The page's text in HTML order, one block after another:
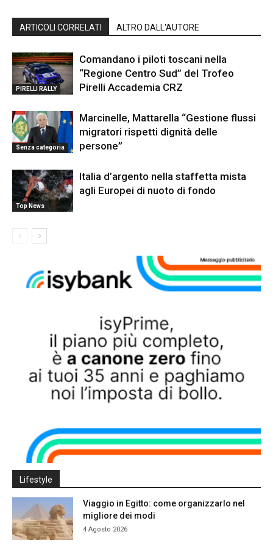
ARTICOLI CORRELATI ALTRO DALL'AUTORE
PIRELLI RALLY
Comandano i piloti toscani nella
“Regione Centro Sud” del Trofeo
Pirelli Accademia CRZ
Senza categoria
Marcinelle, Mattarella “Gestione flussi
migratori rispetti dignità delle
persone”
Top News
Italia d’argento nella staffetta mista
agli Europei di nuoto di fondo
Lifestyle
Viaggio in Egitto: come organizzarlo nel
migliore dei modi
4 Agosto 2026